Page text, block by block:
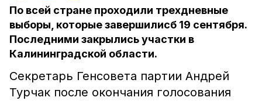
По всей стране проходили трехдневные
выборы, которые завершилисб 19 сентября.
Последними закрылись участки в
Калининградской области.
Секретарь Генсовета партии Андрей
Турчак после окончания голосования